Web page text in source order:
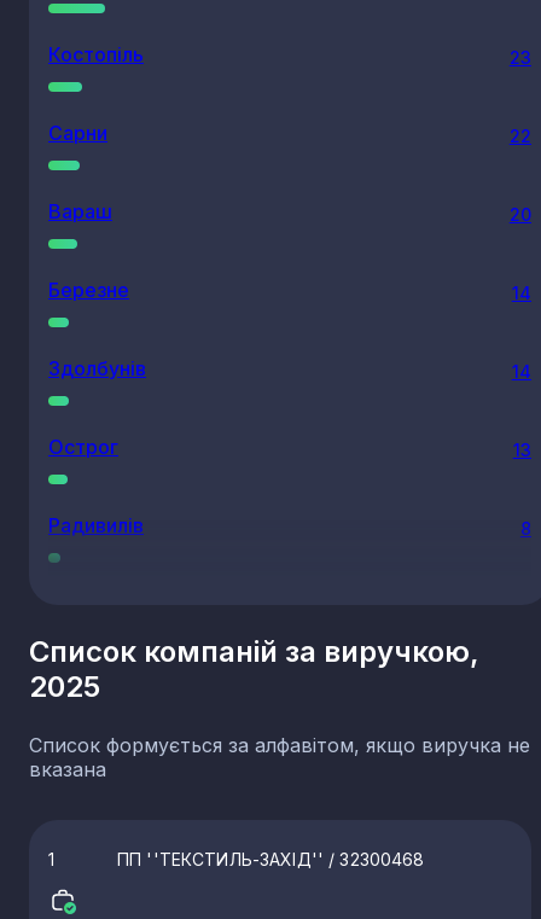
Костопіль 23
Сарни 22
Вараш 20
Березне 14
Здолбунів 14
Острог 13
Радивилів 8
Квасилів
Гоща
Список компаній за виручкою,
2025
Список формується за алфавітом, якщо виручка не
вказана
1 ПП ''ТЕКСТИЛЬ-ЗАХІД'' / 32300468